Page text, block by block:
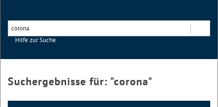
Hilfe zur Suche
Suchergebnisse für: "corona"